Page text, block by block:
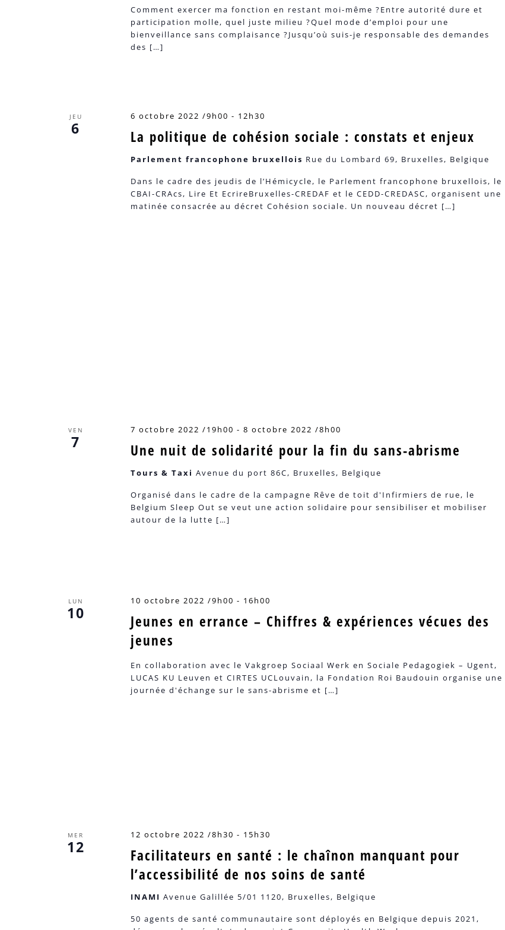
Comment exercer ma fonction en restant moi-même ?Entre autorité dure et
participation molle, quel juste milieu ?Quel mode d’emploi pour une
bienveillance sans complaisance ?Jusqu’où suis-je responsable des demandes
des […]
JEU
6 La politique de cohésion sociale : constats et enjeux
6 octobre 2022 /9h00 - 12h30
Parlement francophone bruxellois Rue du Lombard 69, Bruxelles, Belgique
Dans le cadre des jeudis de l’Hémicycle, le Parlement francophone bruxellois, le
CBAI-CRAcs, Lire Et EcrireBruxelles-CREDAF et le CEDD-CREDASC, organisent une
matinée consacrée au décret Cohésion sociale. Un nouveau décret […]
VEN
7 Une nuit de solidarité pour la fin du sans-abrisme
7 octobre 2022 /19h00 - 8 octobre 2022 /8h00
Tours & Taxi Avenue du port 86C, Bruxelles, Belgique
Organisé dans le cadre de la campagne Rêve de toit d'Infirmiers de rue, le
Belgium Sleep Out se veut une action solidaire pour sensibiliser et mobiliser
autour de la lutte […]
LUN
10
Jeunes en errance – Chiffres & expériences vécues des
jeunes
10 octobre 2022 /9h00 - 16h00
En collaboration avec le Vakgroep Sociaal Werk en Sociale Pedagogiek – Ugent,
LUCAS KU Leuven et CIRTES UCLouvain, la Fondation Roi Baudouin organise une
journée d'échange sur le sans-abrisme et […]
MER
12
Facilitateurs en santé : le chaînon manquant pour
l’accessibilité de nos soins de santé
12 octobre 2022 /8h30 - 15h30
INAMI Avenue Galillée 5/01 1120, Bruxelles, Belgique
50 agents de santé communautaire sont déployés en Belgique depuis 2021,